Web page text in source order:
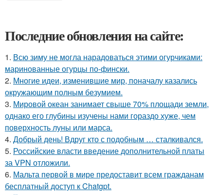
Последние обновления на сайте:
1. Всю зиму не могла нарадоваться этими огурчиками:
маринованные огурцы по-фински.
2. Многие идеи, изменившие мир, поначалу казались
окружающим полным безумием.
3. Мировой океан занимает свыше 70% площади земли,
однако его глубины изучены нами гораздо хуже, чем
поверхность луны или марса.
4. Добрый день! Вдруг кто с подобным … сталкивался.
5. Российские власти введение дополнительной платы
за VPN отложили.
6. Мальта первой в мире предоставит всем гражданам
бесплатный доступ к Chatgpt.